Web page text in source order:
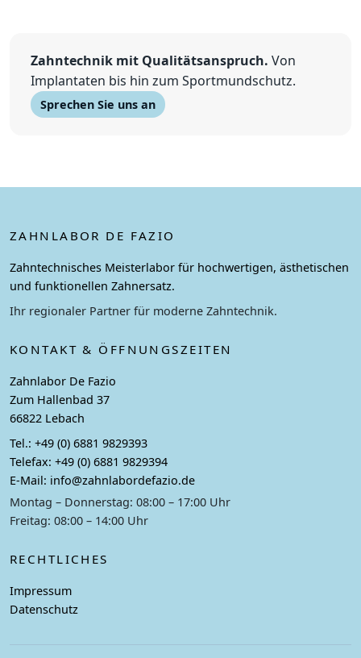
Zahntechnik mit Qualitätsanspruch. Von
Implantaten bis hin zum Sportmundschutz.
Sprechen Sie uns an
ZAHNLABOR DE FAZIO
Zahntechnisches Meisterlabor für hochwertigen, ästhetischen
und funktionellen Zahnersatz.
Ihr regionaler Partner für moderne Zahntechnik.
KONTAKT & ÖFFNUNGSZEITEN
Zahnlabor De Fazio
Zum Hallenbad 37
66822 Lebach
Tel.: +49 (0) 6881 9829393
Telefax: +49 (0) 6881 9829394
E-Mail: info@zahnlabordefazio.de
Montag – Donnerstag: 08:00 – 17:00 Uhr
Freitag: 08:00 – 14:00 Uhr
RECHTLICHES
Impressum
Datenschutz